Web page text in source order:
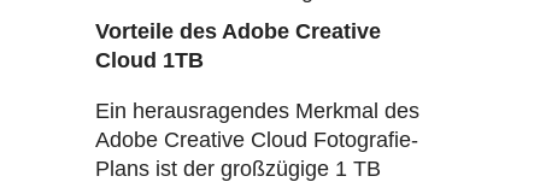
Vorteile des Adobe Creative
Cloud 1TB
Ein herausragendes Merkmal des
Adobe Creative Cloud Fotografie-
Plans ist der großzügige 1 TB